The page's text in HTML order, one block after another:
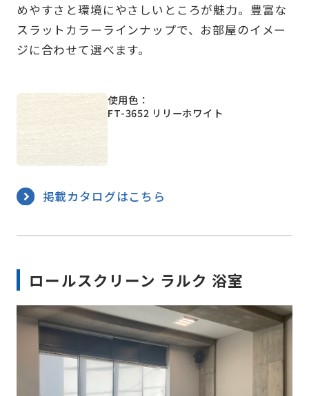
めやすさと環境にやさしいところが魅力。豊富な
スラットカラーラインナップで、お部屋のイメー
ジに合わせて選べます。
使用色：
FT-3652 リリーホワイト
掲載カタログはこちら
ロールスクリーン ラルク 浴室